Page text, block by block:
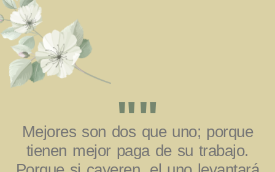
""
Mejores son dos que uno; porque
tienen mejor paga de su trabajo.